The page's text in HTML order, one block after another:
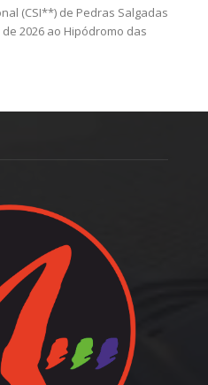
(CSI**) de Pedras Salgadas
2026 ao Hipódromo das